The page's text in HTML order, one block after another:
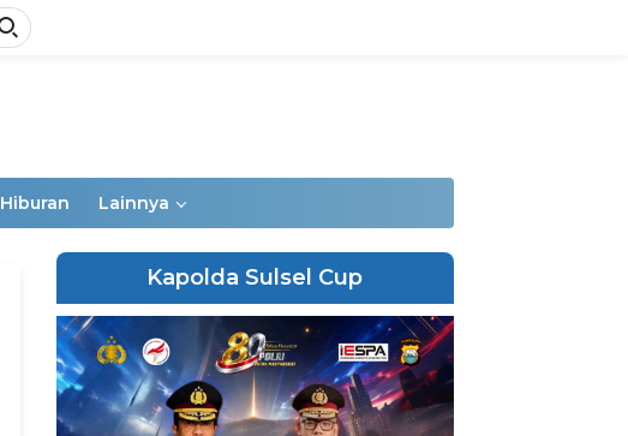
Hiburan Lainnya
Kapolda Sulsel Cup